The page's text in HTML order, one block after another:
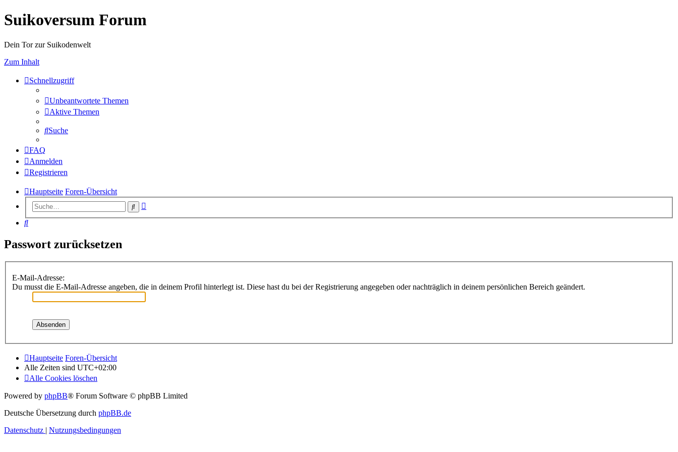
Suikoversum Forum
Dein Tor zur Suikodenwelt
Zum Inhalt
Schnellzugriff
Unbeantwortete Themen
Aktive Themen
Suche
FAQ
Anmelden
Registrieren
Hauptseite Foren-Übersicht
Suche
Suche
Passwort zurücksetzen
E-Mail-Adresse:
Du musst die E-Mail-Adresse angeben, die in deinem Profil hinterlegt ist. Diese hast du bei der Registrierung angegeben oder nachträglich in deinem persönlichen Bereich geändert.
Hauptseite Foren-Übersicht
Alle Zeiten sind UTC+02:00
Alle Cookies löschen
Powered by phpBB® Forum Software © phpBB Limited
Deutsche Übersetzung durch phpBB.de
Datenschutz | Nutzungsbedingungen